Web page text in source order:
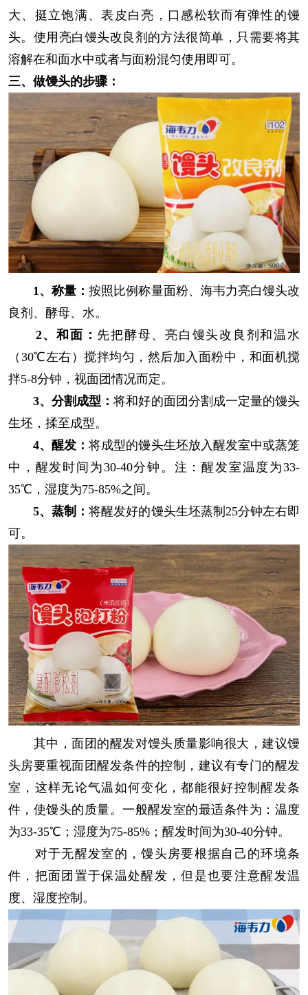
大、挺立饱满、表皮白亮，口感松软而有弹性的馒
头。使用亮白馒头改良剂的方法很简单，只需要将其
溶解在和面水中或者与面粉混匀使用即可。
三、做馒头的步骤：
1、称量：按照比例称量面粉、海韦力亮白馒头改
良剂、酵母、水。
2、和面： 先把酵母、亮白馒头改良剂和温水
（30℃左右）搅拌均匀，然后加入面粉中，和面机搅
拌5-8分钟，视面团情况而定。
3、分割成型：将和好的面团分割成一定量的馒头
生坯，揉至成型。
4、醒发：将成型的馒头生坯放入醒发室中或蒸笼
中，醒发时间为30-40分钟。注：醒发室温度为33-
35℃，湿度为75-85%之间。
5、蒸制：将醒发好的馒头生坯蒸制25分钟左右即
可。
其中，面团的醒发对馒头质量影响很大，建议馒
头房要重视面团醒发条件的控制，建议有专门的醒发
室，这样无论气温如何变化，都能很好控制醒发条
件，使馒头的质量。一般醒发室的最适条件为：温度
为33-35℃；湿度为75-85%；醒发时间为30-40分钟。
对于无醒发室的，馒头房要根据自己的环境条
件，把面团置于保温处醒发，但是也要注意醒发温
度、湿度控制。